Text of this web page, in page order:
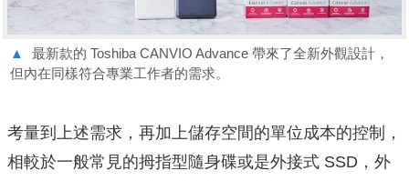
▲
最新款的 Toshiba CANVIO Advance 帶來了全新外觀設計，
但內在同樣符合專業工作者的需求。
考量到上述需求，再加上儲存空間的單位成本的控制，
相較於一般常見的拇指型隨身碟或是外接式 SSD，外